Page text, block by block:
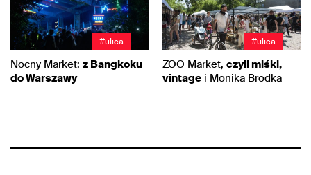
#ulica
Nocny Market: z Bangkoku
do Warszawy
#ulica
ZOO Market, czyli miśki,
vintage i Monika Brodka